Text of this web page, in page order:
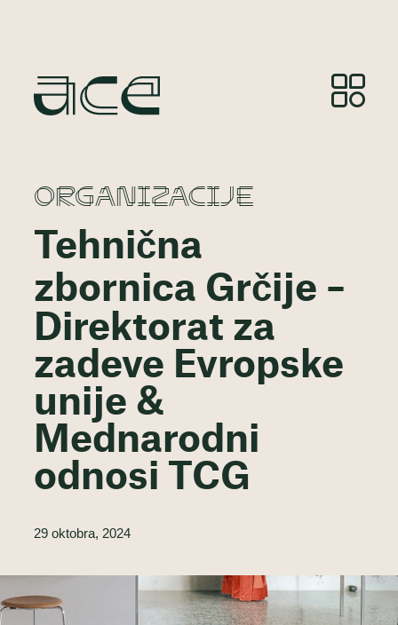
ORGANIZACIJE
Tehnična
zbornica Grčije –
Direktorat za
zadeve Evropske
unije &
Mednarodni
odnosi TCG
29 oktobra, 2024